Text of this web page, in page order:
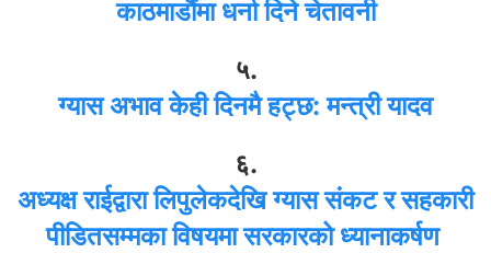
काठमाडौंमा धर्ना दिने चेतावनी
५.
ग्यास अभाव केही दिनमै हट्छ: मन्त्री यादव
६.
अध्यक्ष राईद्वारा लिपुलेकदेखि ग्यास संकट र सहकारी
पीडितसम्मका विषयमा सरकारको ध्यानाकर्षण